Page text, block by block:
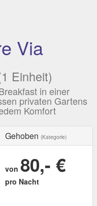
Via
Einheit)
in einer
privaten Gartens
Komfort
Gehoben (Kategorie)
von 80,- €
pro Nacht